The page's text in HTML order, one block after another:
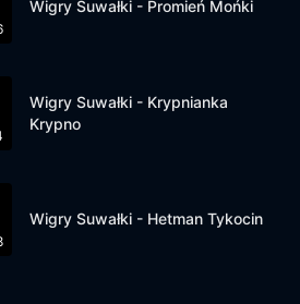
Wigry Suwałki - Promień Mońki
Wigry Suwałki - Krypnianka
Krypno
Wigry Suwałki - Hetman Tykocin